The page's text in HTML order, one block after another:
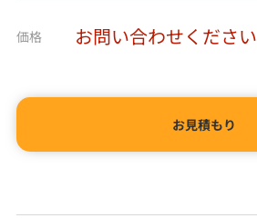
価格 お問い合わせください
お見積もり